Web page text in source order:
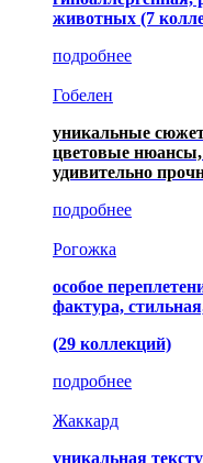
животных (7
подробнее
Гобелен
уникальные
цветовые нюансы,
удивительно
подробнее
Рогожка
особое
фактура,
(29 коллекций)
подробнее
Жаккард
уникальная